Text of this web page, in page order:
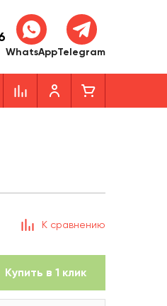
WhatsAppTelegram
К сравнению
Купить в 1 клик